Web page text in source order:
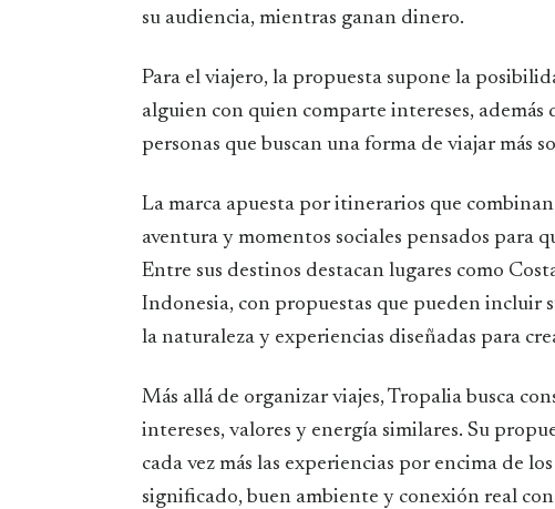
su audiencia, mientras ganan dinero.
Para el viajero, la propuesta supone la
alguien con quien comparte intereses,
personas que buscan una forma de viajar más
La marca apuesta por itinerarios que
aventura y momentos sociales pensados para
Entre sus destinos destacan lugares como
Indonesia, con propuestas que pueden incluir
la naturaleza y experiencias diseñadas para
Más allá de organizar viajes, Tropalia busca
intereses, valores y energía similares. Su
cada vez más las experiencias por encima de
significado, buen ambiente y conexión real